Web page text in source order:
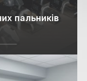
пальників